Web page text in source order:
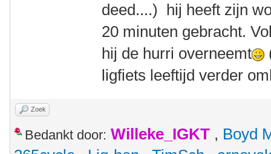
deed....) hij heeft zijn
20 minuten gebracht.
hij de hurri overneemt
ligfiets leeftijd verder
Zoek
Bedankt door: Willeke_IGKT , Boyd